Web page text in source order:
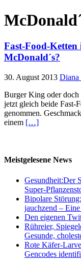
Fast-Food-
McDonald´s?
30. August 2013 Diana
Burger King oder doch
jetzt gleich beide Fast-
genommen.
einem […]
Meistgelesene News
Gesundheit:Der
Super-
Bipolare
jauchzend –
Den eigenen
Rühreier,
Gesunde,
Rote Käfer-
Gencodes